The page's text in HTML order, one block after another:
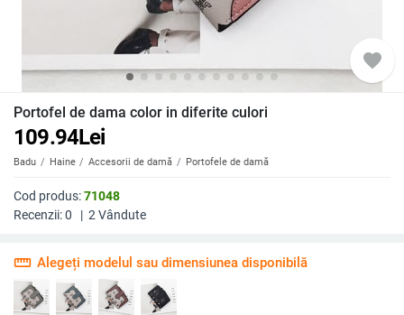
favorite
Portofel de dama color in diferite culori
109.94Lei
Badu Haine Accesorii de damă Portofele de damă
Cod produs:71048
Recenzii:0 | 2 Vândute
straighten Alegeți modelul sau dimensiunea disponibilă